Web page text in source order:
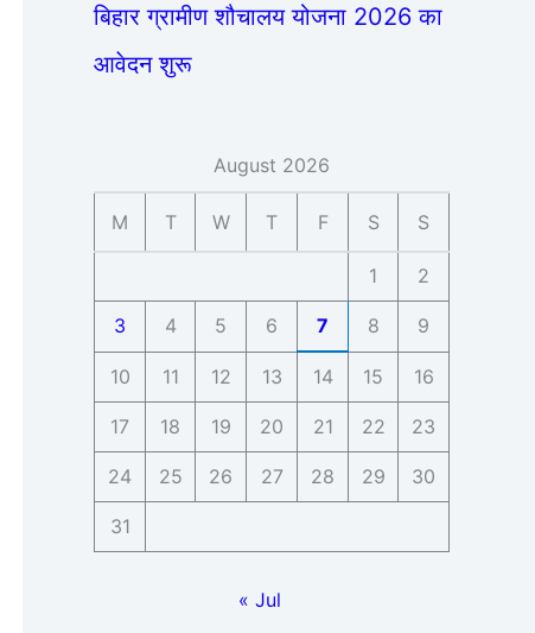
बिहार ग्रामीण शौचालय योजना 2026 का
आवेदन शुरू
August 2026
M T W T F S S
1 2
3 4 5 6 7 8 9
10 11 12 13 14 15 16
17 18 19 20 21 22 23
24 25 26 27 28 29 30
31
« Jul